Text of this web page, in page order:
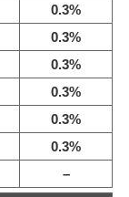
0.3%
0.3%
0.3%
0.3%
0.3%
0.3%
–